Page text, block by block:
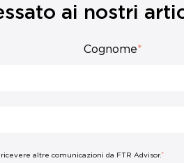
ai nostri
Cognome*
altre comunicazioni da FTR Advisor.*